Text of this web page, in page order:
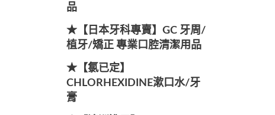
品
★【日本牙科專賣】GC 牙周/
植牙/矯正 專業口腔清潔用品
★【氯已定】
CHLORHEXIDINE漱口水/牙
膏